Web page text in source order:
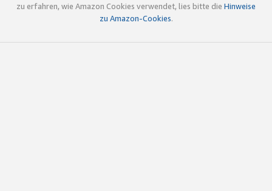
zu erfahren, wie Amazon Cookies verwendet, lies bitte die Hinweise
zu Amazon-Cookies.